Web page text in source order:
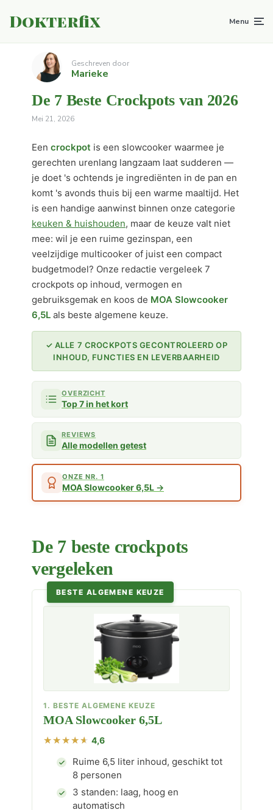
Dokterfix Menu
Geschreven door
Marieke
De 7 Beste Crockpots van 2026
Mei 21, 2026
Een crockpot is een slowcooker waarmee je
gerechten urenlang langzaam laat sudderen —
je doet 's ochtends je ingrediënten in de pan en
komt 's avonds thuis bij een warme maaltijd. Het
is een handige aanwinst binnen onze categorie
keuken & huishouden, maar de keuze valt niet
mee: wil je een ruime gezinspan, een
veelzijdige multicooker of juist een compact
budgetmodel? Onze redactie vergeleek 7
crockpots op inhoud, vermogen en
gebruiksgemak en koos de MOA Slowcooker
6,5L als beste algemene keuze.
✓ ALLE 7 CROCKPOTS GECONTROLEERD OP
INHOUD, FUNCTIES EN LEVERBAARHEID
OVERZICHT
Top 7 in het kort
REVIEWS
Alle modellen getest
ONZE NR. 1
MOA Slowcooker 6,5L
De 7 beste crockpots
vergeleken
BESTE ALGEMENE KEUZE
1. BESTE ALGEMENE KEUZE
MOA Slowcooker 6,5L
4,6
Ruime 6,5 liter inhoud, geschikt tot
8 personen
3 standen: laag, hoog en
automatisch